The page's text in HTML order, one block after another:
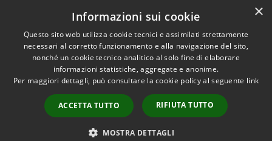
Dichiarazione di accessibilità
Accessibilità
Copyright © 2026 • Comune di
Leffe • Powered by
Municipium•
Accesso
redazione
×
Informazioni sui cookie
Questo sito web utilizza cookie tecnici e assimilati strettamente
necessari al corretto funzionamento e alla navigazione del sito,
nonché un cookie tecnico analitico al solo fine di elaborare
informazioni statistiche, aggregate e anonime.
Per maggiori dettagli, può consultare la cookie policy al seguente link
ACCETTA TUTTO RIFIUTA TUTTO
MOSTRA DETTAGLI